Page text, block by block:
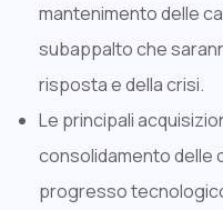
mantenimento delle
subappalto che
risposta e della crisi.
Le principali
consolidamento delle
progresso